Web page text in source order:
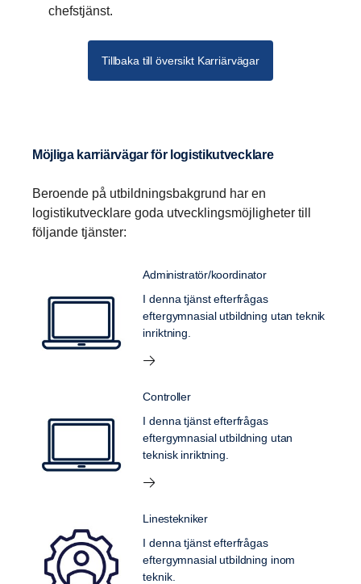
chefstjänst.
Tillbaka till översikt Karriärvägar
Möjliga karriärvägar för logistikutvecklare
Beroende på utbildningsbakgrund har en
logistikutvecklare goda utvecklingsmöjligheter till
följande tjänster:
Administratör/koordinator
I denna tjänst efterfrågas
eftergymnasial utbildning utan teknik
inriktning.
Controller
I denna tjänst efterfrågas
eftergymnasial utbildning utan
teknisk inriktning.
Linestekniker
I denna tjänst efterfrågas
eftergymnasial utbildning inom
teknik.